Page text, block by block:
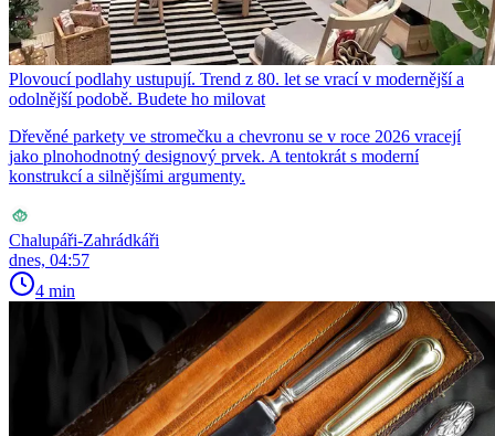
Plovoucí podlahy ustupují. Trend z 80. let se vrací v modernější a
odolnější podobě. Budete ho milovat
Dřevěné parkety ve stromečku a chevronu se v roce 2026 vracejí
jako plnohodnotný designový prvek. A tentokrát s moderní
konstrukcí a silnějšími argumenty.
Chalupáři-Zahrádkáři
dnes, 04:57
4 min